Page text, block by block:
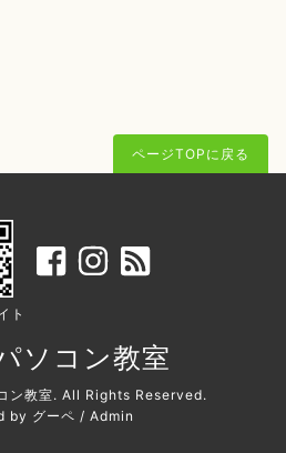
ページTOPに戻る
ト
ソコン教室
ン教室. All Rights Reserved.
by グーペ / Admin